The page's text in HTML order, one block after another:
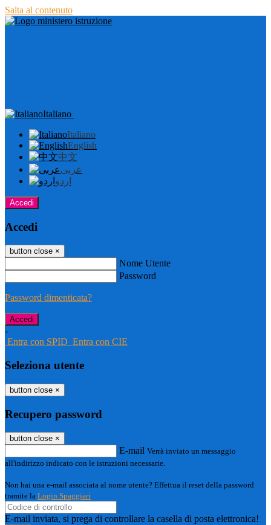
Salta al contenuto
Italiano
Italiano
English
中文
عربى
اردو
Accedi
Accedi
button close ×
Nome Utente
Password
Password dimenticata?
-
Entra con SPID Entra con CIE
Seleziona utente
button close ×
Recupero password
button close ×
E-mail Verrà inviato un messaggio
all'indirizzo indicato con le istruzioni necessarie.
Non hai una e-mail associata al nome utente? Effettua il reset della password
tramite la Login Spaggiari
E-mail inviata, si prega di controllare la casella di posta elettronica!